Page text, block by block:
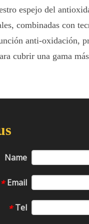
espejo del
combinadas con
anti-oxidación,
cubrir una gama
Name
* Email
* Tel